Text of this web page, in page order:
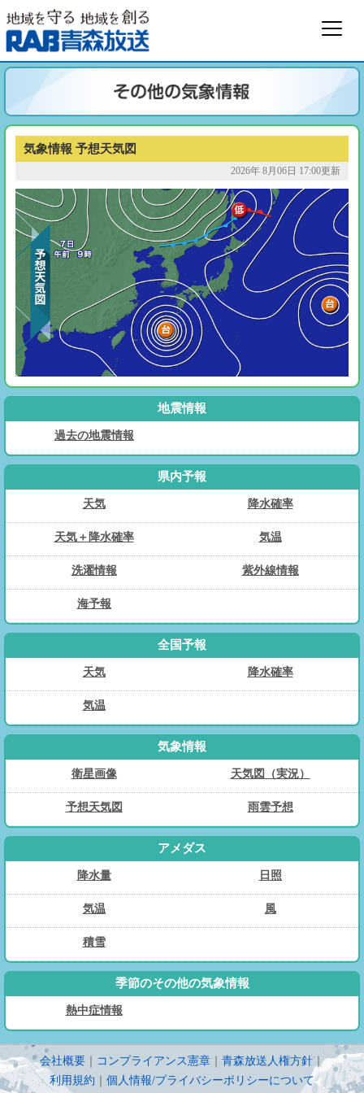
気象情報 予想天気図
2026年 8月06日 17:00更新
地震情報
過去の地震情報
県内予報
天気 降水確率
天気＋降水確率 気温
洗濯情報 紫外線情報
海予報
全国予報
天気 降水確率
気温
気象情報
衛星画像 天気図（実況）
予想天気図 雨雲予想
アメダス
降水量 日照
気温 風
積雪
季節のその他の気象情報
熱中症情報
会社概要 コンプライアンス憲章 青森放送人権方針｜
利用規約
個人情報/プライバシーポリシーについて